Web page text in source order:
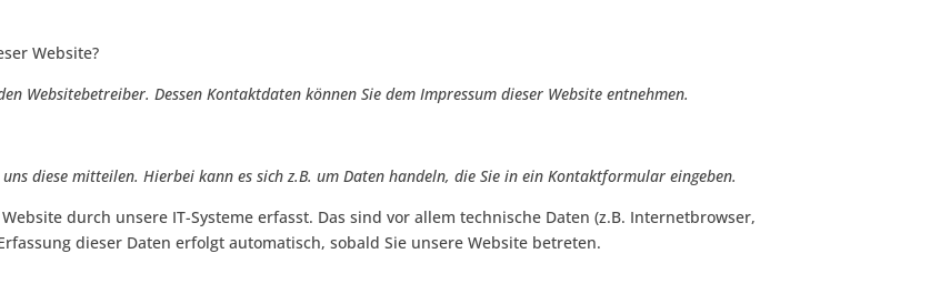
Website?
Websitebetreiber. Dessen Kontaktdaten können Sie dem Impressum dieser Website entnehmen.
diese mitteilen. Hierbei kann es sich z.B. um Daten handeln, die Sie in ein Kontaktformular eingeben.
durch unsere IT-Systeme erfasst. Das sind vor allem technische Daten (z.B. Internetbrowser,
dieser Daten erfolgt automatisch, sobald Sie unsere Website betreten.